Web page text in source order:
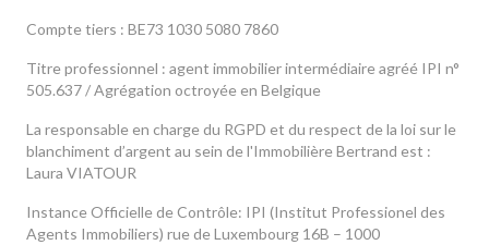
Compte tiers : BE73 1030 5080 7860
Titre professionnel : agent immobilier intermédiaire agréé IPI n°
505.637 / Agrégation octroyée en Belgique
La responsable en charge du RGPD et du respect de la loi sur le
blanchiment d’argent au sein de l'Immobilière Bertrand est :
Laura VIATOUR
Instance Officielle de Contrôle: IPI (Institut Professionel des
Agents Immobiliers) rue de Luxembourg 16B – 1000